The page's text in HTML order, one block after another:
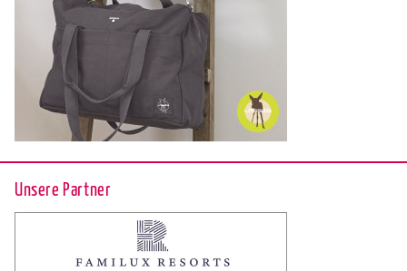
Unsere Partner